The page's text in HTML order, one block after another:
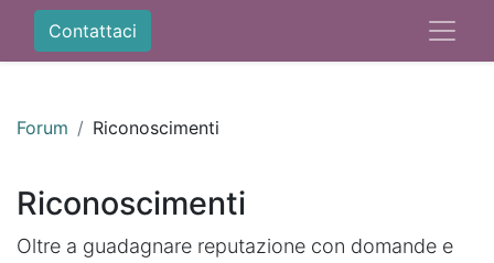
Contattaci
Forum Riconoscimenti
Riconoscimenti
Oltre a guadagnare reputazione con domande e